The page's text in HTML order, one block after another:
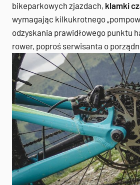
bikeparkowych zjazdach, klamki
wymagając kilkukrotnego
odzyskania prawidłowego punktu
rower, poproś serwisanta o